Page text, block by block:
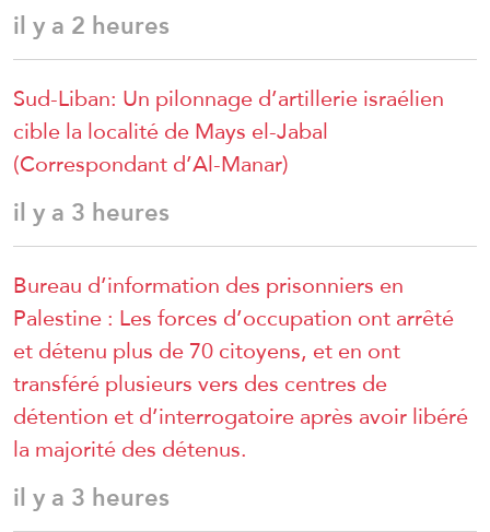
il y a 2 heures
Sud-Liban: Un pilonnage d’artillerie israélien
cible la localité de Mays el-Jabal
(Correspondant d’Al-Manar)
il y a 3 heures
Bureau d’information des prisonniers en
Palestine : Les forces d’occupation ont arrêté
et détenu plus de 70 citoyens, et en ont
transféré plusieurs vers des centres de
détention et d’interrogatoire après avoir libéré
la majorité des détenus.
il y a 3 heures